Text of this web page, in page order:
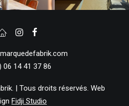
06 14 41 37 86
| Tous droits réservés. Web
Fidji Studio